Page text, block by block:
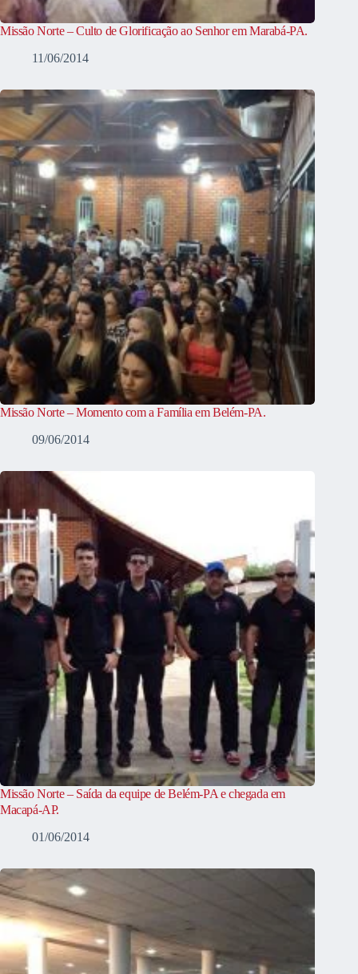
Missão Norte – Culto de Glorificação ao Senhor em Marabá-PA.
11/06/2014
Missão Norte – Momento com a Família em Belém-PA.
09/06/2014
Missão Norte – Saída da equipe de Belém-PA e chegada em
Macapá-AP.
01/06/2014